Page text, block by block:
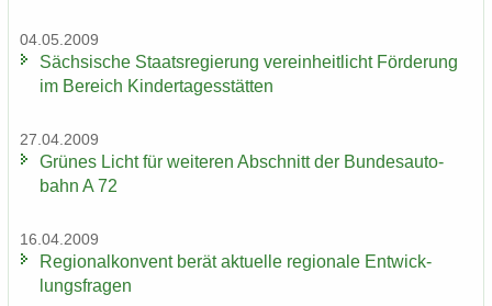
04.05.2009
Säch­si­sche Staats­re­gie­rung ver­ein­heit­licht För­de­rung
im Be­reich Kin­der­ta­ges­stät­ten
27.04.2009
Grü­nes Licht für wei­te­ren Ab­schnitt der Bun­des­au­to­
bahn A 72
16.04.2009
Re­gio­nal­kon­vent berät ak­tu­el­le re­gio­na­le Ent­wick­
lungs­fra­gen